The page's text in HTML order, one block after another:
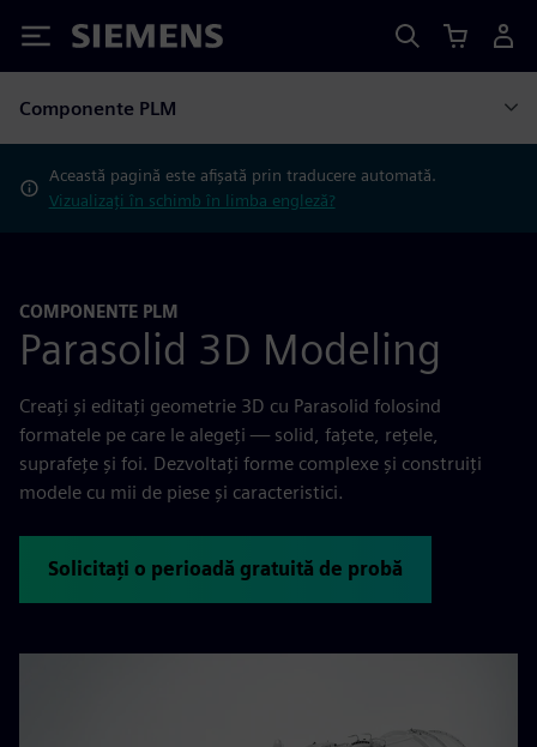
Siemens
Componente PLM
Această pagină este afișată prin traducere automată.
Vizualizați în schimb în limba engleză?
COMPONENTE PLM
Parasolid 3D Modeling
Creați și editați geometrie 3D cu Parasolid folosind
formatele pe care le alegeți — solid, fațete, rețele,
suprafețe și foi. Dezvoltați forme complexe și construiți
modele cu mii de piese și caracteristici.
Solicitați o perioadă gratuită de probă